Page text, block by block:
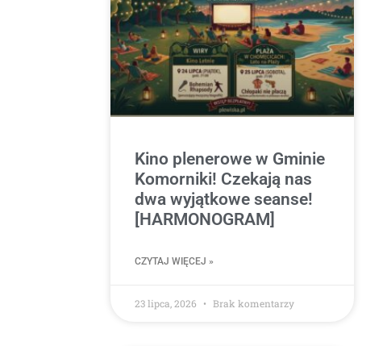
Kino plenerowe w Gminie
Komorniki! Czekają nas
dwa wyjątkowe seanse!
[HARMONOGRAM]
CZYTAJ WIĘCEJ »
23 lipca, 2026 Brak komentarzy